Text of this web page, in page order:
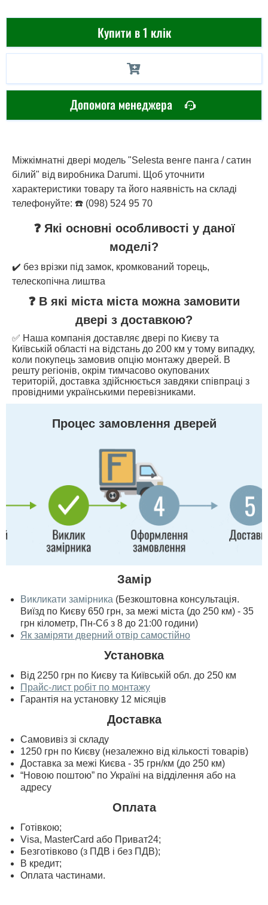
Купити в 1 клік
Допомога менеджера
Міжкімнатні двері модель "Selesta венге панга / сатин
білий" від виробника Darumi. Щоб уточнити
характеристики товару та його наявність на складі
телефонуйте: ☎️ (098) 524 95 70
❓ Які основні особливості у даної
моделі?
✔️ без врізки під замок, кромкований торець,
телескопічна лиштва
❓ В які міста міста можна замовити
двері з доставкою?
✅ Наша компанія доставляє двері по Києву та
Київській області на відстань до 200 км у тому випадку,
коли покупець замовив опцію монтажу дверей. В
решту регіонів, окрім тимчасово окупованих
територій, доставка здійснюється завдяки співпраці з
провідними українськими перевізниками.
Процес замовлення дверей
Замір
Викликати замірника (Безкоштовна консультація.
Виїзд по Києву 650 грн, за межі міста (до 250 км) - 35
грн кілометр, Пн-Сб з 8 до 21:00 години)
Як заміряти дверний отвір самостійно
Установка
Від 2250 грн по Києву та Київській обл. до 250 км
Прайс-лист робіт по монтажу
Гарантія на установку 12 місяців
Доставка
Самовивіз зі складу
1250 грн по Києву (незалежно від кількості товарів)
Доставка за межі Києва - 35 грн/км (до 250 км)
“Новою поштою” по Україні на відділення або на
адресу
Оплата
Готівкою;
Visa, MasterСard або Приват24;
Безготівково (з ПДВ і без ПДВ);
В кредит;
Оплата частинами.